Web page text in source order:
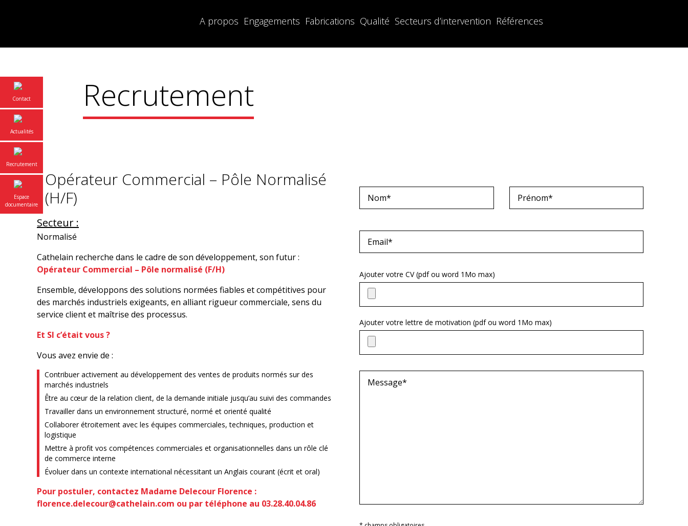
Cathelain
A propos Engagements Fabrications Qualité Secteurs d’intervention Références
Contact
Actualités
Recrutement
Espace
documentaire
Recrutement
Opérateur Commercial – Pôle Normalisé
(H/F)
Secteur :
Normalisé
Cathelain recherche dans le cadre de son développement, son futur :
Opérateur Commercial – Pôle normalisé (F/H)
Ensemble, développons des solutions normées fiables et compétitives pour
des marchés industriels exigeants, en alliant rigueur commerciale, sens du
service client et maîtrise des processus.
Et SI c’était vous ?
Vous avez envie de :
Contribuer activement au développement des ventes de produits normés sur des
marchés industriels
Être au cœur de la relation client, de la demande initiale jusqu’au suivi des commandes
Travailler dans un environnement structuré, normé et orienté qualité
Collaborer étroitement avec les équipes commerciales, techniques, production et
logistique
Mettre à profit vos compétences commerciales et organisationnelles dans un rôle clé
de commerce interne
Évoluer dans un contexte international nécessitant un Anglais courant (écrit et oral)
Pour postuler, contactez Madame Delecour Florence :
florence.delecour@cathelain.com ou par téléphone au 03.28.40.04.86
Ajouter votre CV (pdf ou word 1Mo max)
Ajouter votre lettre de motivation (pdf ou word 1Mo max)